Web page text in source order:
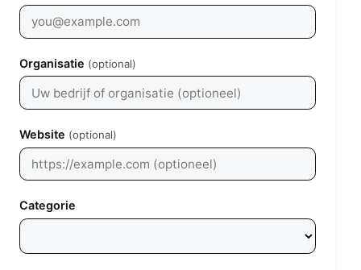
Organisatie (optional)
Website (optional)
Categorie